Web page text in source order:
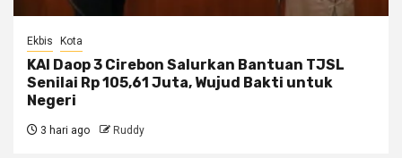
Ekbis Kota
KAI Daop 3 Cirebon Salurkan Bantuan TJSL
Senilai Rp 105,61 Juta, Wujud Bakti untuk
Negeri
3 hari ago Ruddy